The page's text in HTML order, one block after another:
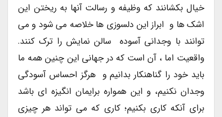
خیال بکشانند که وظیفه و رسالت آنها به ریختن این
اشک ها و ابراز این دلسوزی ها خلاصه می شود و می
توانند با وجدانی آسوده سالن نمایش را ترک کنند.
واقعیت اما ، آن است که در جهانی این چنین همه ما
باید خود را گناهنکار بدانیم و هرگز احساس آسودگی
وجدان نکنیم، و این همواره برایمان انگیزه ای باشد
برای آنکه کاری بکنیم؛ کاری که می تواند هر چیزی